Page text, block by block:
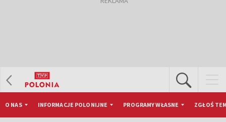
O NAS INFORMACJE POLONIJNE PROGRAMY WŁASNE ZGŁOŚ